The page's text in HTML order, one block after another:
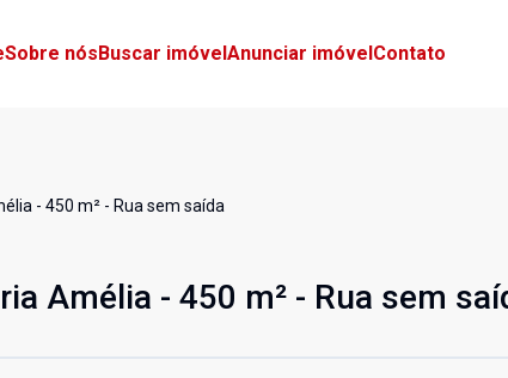
Sobre nósBuscar imóvelAnunciar imóvelContato
- 450 m² - Rua sem saída
Amélia - 450 m² - Rua sem